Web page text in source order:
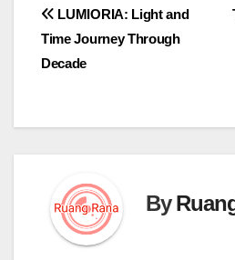
Navigasi
pos
LUMIORIA: Light and
Time Journey Through
Decade
By